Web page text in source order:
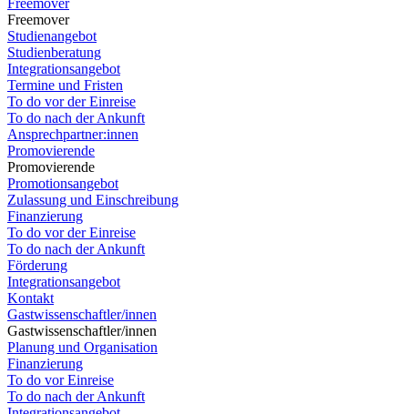
Freemover
Freemover
Studienangebot
Studienberatung
Integrationsangebot
Termine und Fristen
To do vor der Einreise
To do nach der Ankunft
Ansprechpartner:innen
Promovierende
Promovierende
Promotionsangebot
Zulassung und Einschreibung
Finanzierung
To do vor der Einreise
To do nach der Ankunft
Förderung
Integrationsangebot
Kontakt
Gastwissenschaftler/innen
Gastwissenschaftler/innen
Planung und Organisation
Finanzierung
To do vor Einreise
To do nach der Ankunft